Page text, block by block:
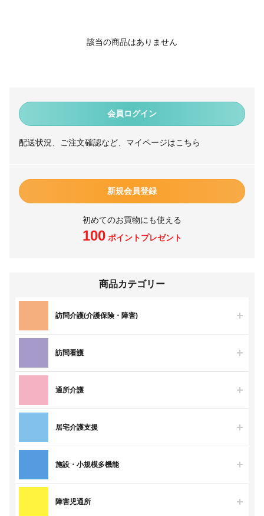
会員ログイン
配送状況、ご注文確認など、マイページはこちら
新規会員登録
初めてのお買物にも使える
100ポイントプレゼント
商品カテゴリー
訪問介護(介護保険・障害)
訪問看護
通所介護
居宅介護支援
施設・小規模多機能
障害児通所
該当の商品はありません